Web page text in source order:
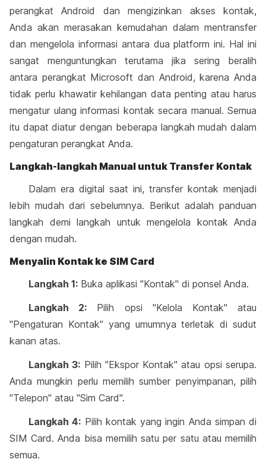
perangkat Android dan mengizinkan akses kontak,
Anda akan merasakan kemudahan dalam mentransfer
dan mengelola informasi antara dua platform ini. Hal ini
sangat menguntungkan terutama jika sering beralih
antara perangkat Microsoft dan Android, karena Anda
tidak perlu khawatir kehilangan data penting atau harus
mengatur ulang informasi kontak secara manual. Semua
itu dapat diatur dengan beberapa langkah mudah dalam
pengaturan perangkat Anda.
Langkah-langkah Manual untuk Transfer Kontak
Dalam era digital saat ini, transfer kontak menjadi
lebih mudah dari sebelumnya. Berikut adalah panduan
langkah demi langkah untuk mengelola kontak Anda
dengan mudah.
Menyalin Kontak ke SIM Card
Langkah 1: Buka aplikasi "Kontak" di ponsel Anda.
Langkah 2: Pilih opsi "Kelola Kontak" atau
"Pengaturan Kontak" yang umumnya terletak di sudut
kanan atas.
Langkah 3: Pilih "Ekspor Kontak" atau opsi serupa.
Anda mungkin perlu memilih sumber penyimpanan, pilih
"Telepon" atau "Sim Card".
Langkah 4: Pilih kontak yang ingin Anda simpan di
SIM Card. Anda bisa memilih satu per satu atau memilih
semua.